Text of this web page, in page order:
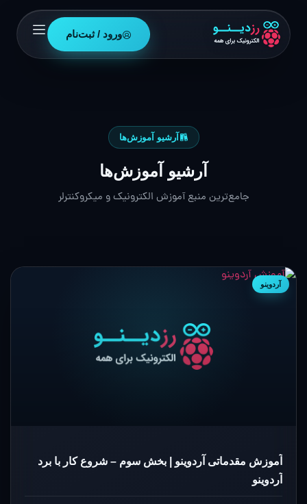
ورود / ثبت‌نام
آرشیو آموزش‌ها
آرشیو آموزش‌ها
جامع‌ترین منبع آموزش الکترونیک و میکروکنترلر
آردوینو
آموزش مقدماتی آردوینو | بخش سوم – شروع کار با برد
آردوینو